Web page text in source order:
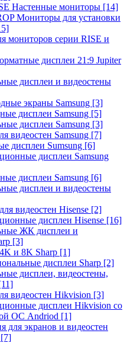
Настенные мониторы [14]
Мониторы для установки
мониторов серии RISE и
дисплеи 21:9 Jupiter
дисплеи и видеостены
экраны Samsung [3]
дисплеи Samsung [5]
дисплеи Samsung [3]
видеостен Samsung [7]
дисплеи Sumsung [6]
дисплеи Samsung
дисплеи Samsung [6]
дисплеи и видеостены
видеостен Hisense [2]
дисплеи Hisense [16]
ЖК дисплеи и
[3]
и 8K Sharp [1]
дисплеи Sharp [2]
дисплеи, видеостены,
видеостен Hikvision [3]
дисплеи Hikvision со
ОС Andriod [1]
для экранов и видеостен
[7]